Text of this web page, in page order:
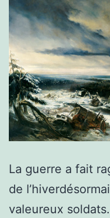
La guerre a fait
de
valeureux